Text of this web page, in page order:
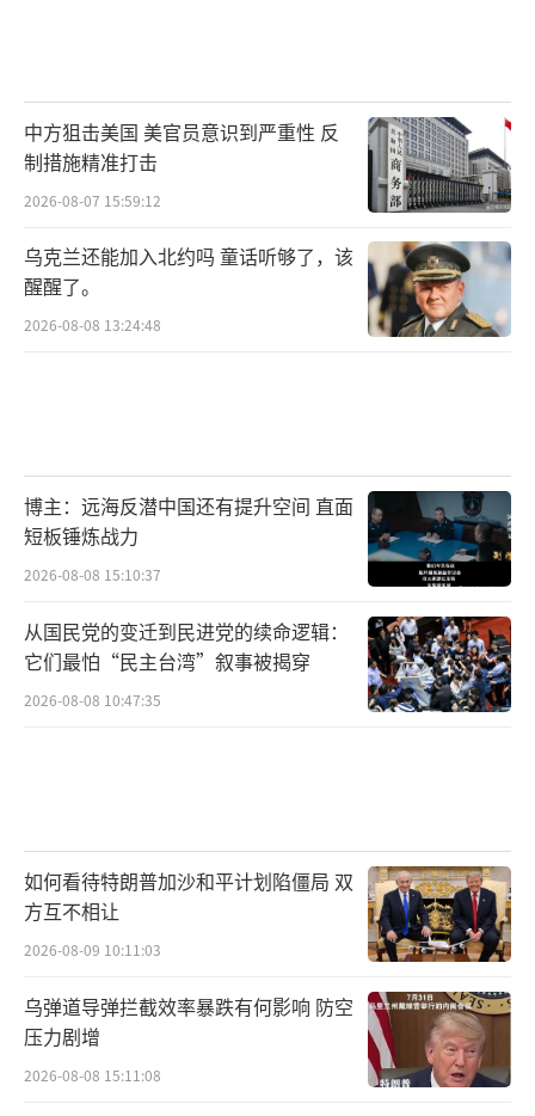
中方狙击美国 美官员意识到严重性 反
制措施精准打击
2026-08-07 15:59:12
乌克兰还能加入北约吗 童话听够了，该
醒醒了。
2026-08-08 13:24:48
博主：远海反潜中国还有提升空间 直面
短板锤炼战力
2026-08-08 15:10:37
从国民党的变迁到民进党的续命逻辑：
它们最怕“民主台湾”叙事被揭穿
2026-08-08 10:47:35
如何看待特朗普加沙和平计划陷僵局 双
方互不相让
2026-08-09 10:11:03
乌弹道导弹拦截效率暴跌有何影响 防空
压力剧增
2026-08-08 15:11:08